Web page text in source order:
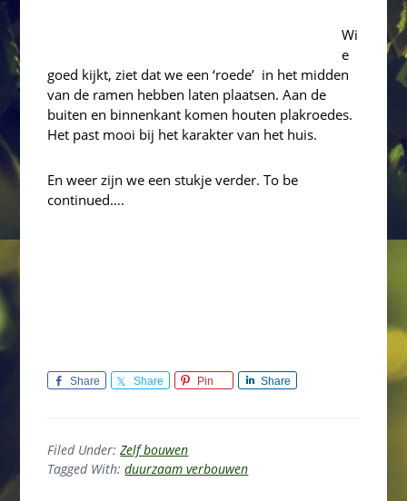
Wi
e
goed kijkt, ziet dat we een ‘roede’ in het midden
van de ramen hebben laten plaatsen. Aan de
buiten en binnenkant komen houten plakroedes.
Het past mooi bij het karakter van het huis.
En weer zijn we een stukje verder. To be
continued….
Share Share Pin Share
Filed Under:Zelf bouwen
Tagged With:duurzaam verbouwen